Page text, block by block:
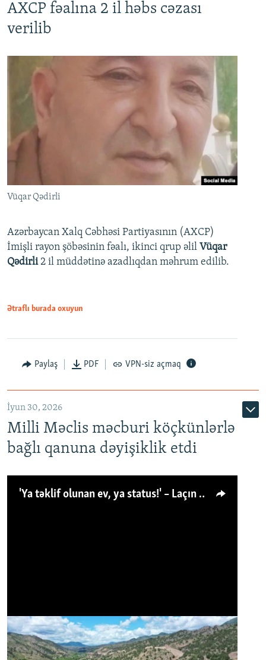
AXCP fəalına 2 il həbs cəzası
verilib
Vüqar Qədirli
Azərbaycan Xalq Cəbhəsi Partiyasının (AXCP)
İmişli rayon şöbəsinin fəalı, ikinci qrup əlil Vüqar
Qədirli2 il müddətinə azadlıqdan məhrum edilib.
Ətraflı burada oxuyun
Paylaş PDF VPN-siz açmaq
İyun 30, 2026
Milli Məclis məcburi köçkünlərlə
bağlı qanuna dəyişiklik etdi
'Ya təklif olunan ev, ya status!' – Laçın köçkünü: 'Laçından başqa heç hara!'